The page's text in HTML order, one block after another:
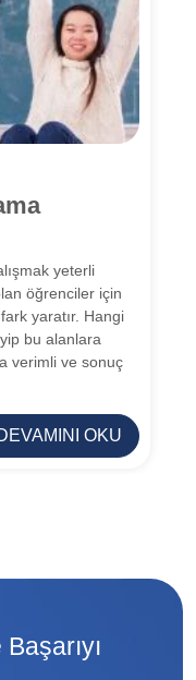
yeterli
öğrenciler için
yaratır. Hangi
bu alanlara
verimli ve sonuç
OKU